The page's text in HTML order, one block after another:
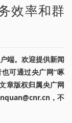
效率和群
端。欢迎提供新闻
可通过央广网“啄
章版权归属央广网
，不